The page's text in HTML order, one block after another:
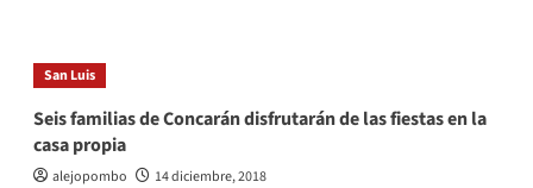
Merval
se
3%
por
volatilidad
San Luis
Seis familias de Concarán disfrutarán de las fiestas en la
casa propia
alejopombo
14 diciembre, 2018